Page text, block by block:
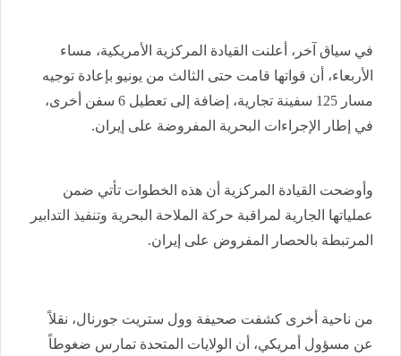
في سياق آخر، أعلنت القيادة المركزية الأمريكية، مساء
الأربعاء، أن قواتها قامت حتى الثالث من يونيو بإعادة توجيه
مسار 125 سفينة تجارية، إضافة إلى تعطيل 6 سفن أخرى،
في إطار الإجراءات البحرية المفروضة على إيران.
وأوضحت القيادة المركزية أن هذه الخطوات تأتي ضمن
عملياتها الجارية لمراقبة حركة الملاحة البحرية وتنفيذ التدابير
المرتبطة بالحصار المفروض على إيران.
من ناحية أخرى كشفت صحيفة وول ستريت جورنال، نقلاً
عن مسؤول أمريكي، أن الولايات المتحدة تمارس ضغوطاً